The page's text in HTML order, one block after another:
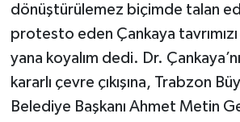
dönüştürülemez biçimde talan
protesto eden Çankaya
yana koyalım dedi. Dr.
kararlı çevre çıkışına, Trabzon
Belediye Başkanı Ahmet Metin